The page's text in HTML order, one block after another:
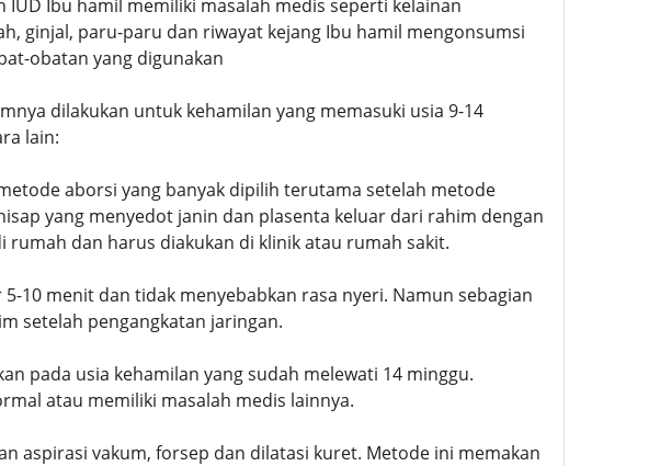
Ibu hamil memiliki masalah medis seperti kelainan
ginjal, paru-paru dan riwayat kejang Ibu hamil mengonsumsi
obatan yang digunakan
dilakukan untuk kehamilan yang memasuki usia 9-14
lain:
aborsi yang banyak dipilih terutama setelah metode
yang menyedot janin dan plasenta keluar dari rahim dengan
dan harus diakukan di klinik atau rumah sakit.
10 menit dan tidak menyebabkan rasa nyeri. Namun sebagian
setelah pengangkatan jaringan.
pada usia kehamilan yang sudah melewati 14 minggu.
atau memiliki masalah medis lainnya.
aspirasi vakum, forsep dan dilatasi kuret. Metode ini memakan